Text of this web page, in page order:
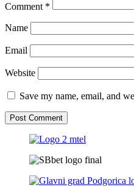
Comment *
Name
Email
Website
Save my name, email, and